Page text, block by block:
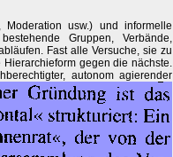
Moderation usw.) und informelle
Gruppen, Verbände,
Fast alle Versuche, sie zu
gegen die nächste.
autonom agierender